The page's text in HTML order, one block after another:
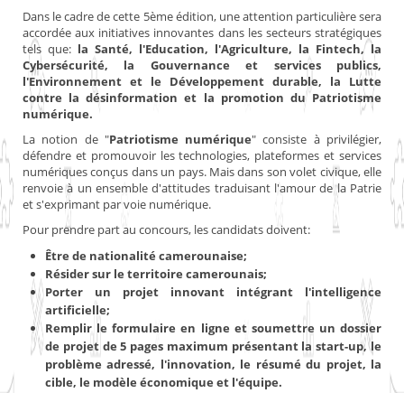
Dans le cadre de cette 5ème édition, une attention particulière sera
accordée aux initiatives innovantes dans les secteurs stratégiques
tels que: la Santé, l'Education, l'Agriculture, la Fintech, la
Cybersécurité, la Gouvernance et services publics,
l'Environnement et le Développement durable, la Lutte
contre la désinformation et la promotion du Patriotisme
numérique.
La notion de "Patriotisme numérique" consiste à privilégier,
défendre et promouvoir les technologies, plateformes et services
numériques conçus dans un pays. Mais dans son volet civique, elle
renvoie à un ensemble d'attitudes traduisant l'amour de la Patrie
et s'exprimant par voie numérique.
Pour prendre part au concours, les candidats doivent:
Être de nationalité camerounaise;
Résider sur le territoire camerounais;
Porter un projet innovant intégrant l'intelligence
artificielle;
Remplir le formulaire en ligne et soumettre un dossier
de projet de 5 pages maximum présentant la start-up, le
problème adressé, l'innovation, le résumé du projet, la
cible, le modèle économique et l'équipe.